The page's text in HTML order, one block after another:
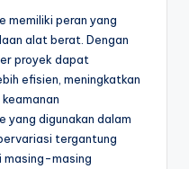
memiliki peran yang
alat berat. Dengan
proyek dapat
efisien, meningkatkan
yang digunakan dalam
tergantung
masing-masing